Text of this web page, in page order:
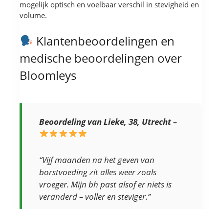
mogelijk optisch en voelbaar verschil in stevigheid en
volume.
Klantenbeoordelingen en
medische beoordelingen over
Bloomleys
Beoordeling van Lieke, 38, Utrecht–
“Vijf maanden na het geven van
borstvoeding zit alles weer zoals
vroeger. Mijn bh past alsof er niets is
veranderd – voller en steviger.”